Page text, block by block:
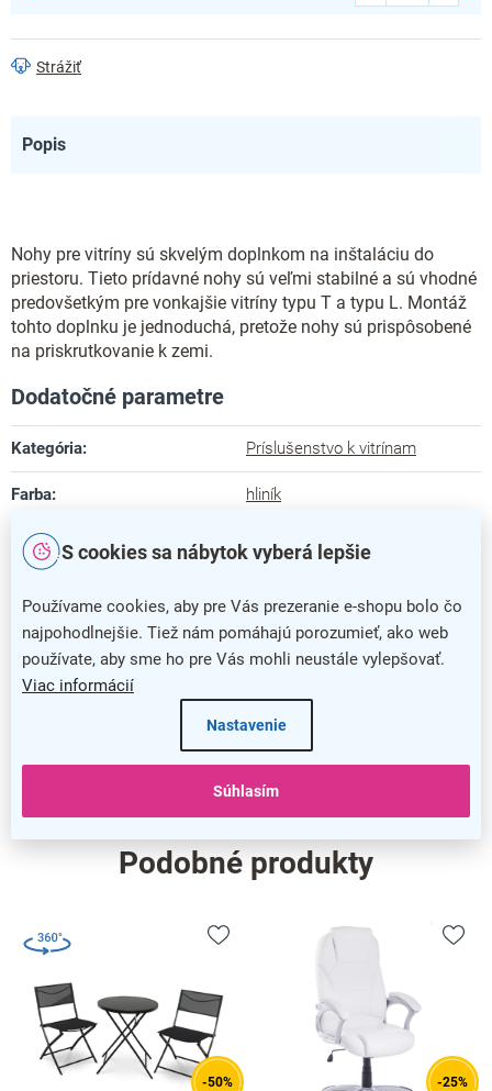
S cookies sa nábytok vyberá lepšie
Používame cookies, aby pre Vás prezeranie e-shopu bolo čo
najpohodlnejšie. Tiež nám pomáhajú porozumieť, ako web
používate, aby sme ho pre Vás mohli neustále vylepšovať.
Viac informácií
Nastavenie
Súhlasím
Strážiť
Popis
Nohy pre vitríny sú skvelým doplnkom na inštaláciu do
priestoru. Tieto prídavné nohy sú veľmi stabilné a sú vhodné
predovšetkým pre vonkajšie vitríny typu T a typu L. Montáž
tohto doplnku je jednoduchá, pretože nohy sú prispôsobené
na priskrutkovanie k zemi.
Dodatočné parametre
Kategória: Príslušenstvo k vitrínam
Farba: hliník
Záruka : 5 rokov
Výška: 200,9 cm
Materiál:
hliník
nazev:
High-contrast mode
Podobné produkty
-50% -25%